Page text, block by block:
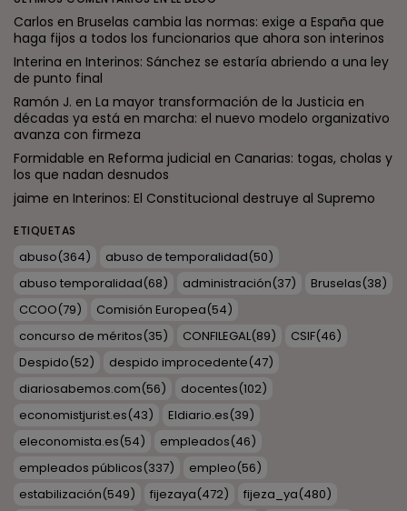
Carlos en Bruselas cambia las normas: exige a España que
haga fijos a todos los funcionarios que ahora son interinos
Interina en Interinos: Sánchez se estaría abriendo a una ley
de punto final
Ramón J. en La mayor transformación de la Justicia en
décadas ya está en marcha: el nuevo modelo organizativo
avanza con firmeza
Formidable en Reforma judicial en Canarias: togas, cholas y
los que nadan desnudos
jaime en Interinos: El Constitucional destruye al Supremo
ETIQUETAS
abuso(364) abuso de temporalidad(50)
abuso temporalidad(68) administración(37) Bruselas(38)
CCOO(79) Comisión Europea(54)
concurso de méritos(35) CONFILEGAL(89) CSIF(46)
Despido(52) despido improcedente(47)
diariosabemos.com(56) docentes(102)
economistjurist.es(43) Eldiario.es(39)
eleconomista.es(54) empleados(46)
empleados públicos(337) empleo(56)
estabilización(549) fijezaya(472) fijeza_ya(480)